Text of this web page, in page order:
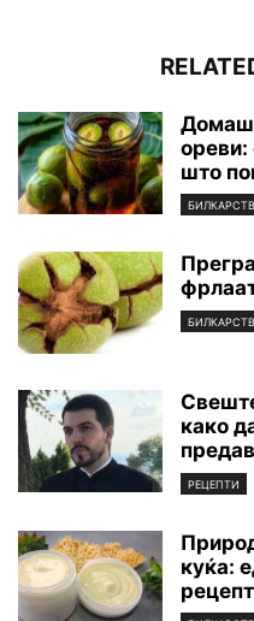
ореви:
што
како
РЕЦЕПТИ
куќа: